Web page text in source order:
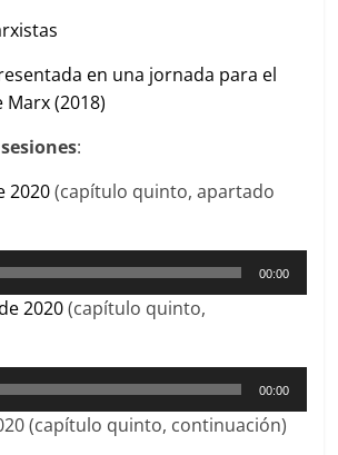
en una jornada para el
(2018)
:
2020(capítulo quinto, apartado
00:00
2020(capítulo quinto,
00:00
(capítulo quinto, continuación)